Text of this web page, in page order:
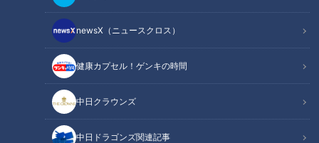
newsX（ニュースクロス）
健康カプセル！ゲンキの時間
中日クラウンズ
中日ドラゴンズ関連記事
いしい麺”
2020/04/30 19:00